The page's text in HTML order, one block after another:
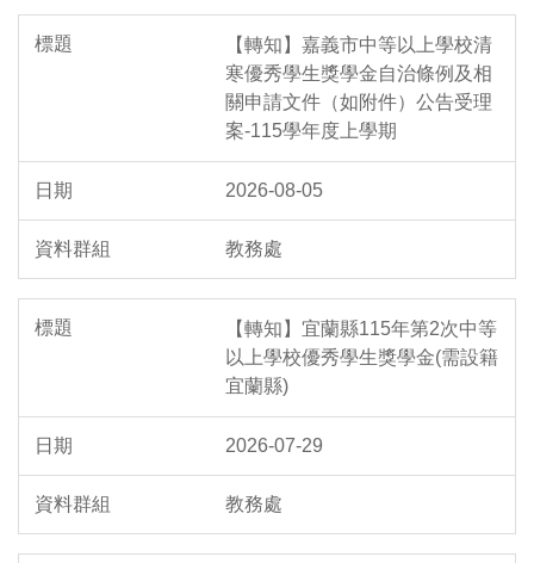
【轉知】嘉義市中等以上學校清
寒優秀學生獎學金自治條例及相
關申請文件（如附件）公告受理
案-115學年度上學期
2026-08-05
教務處
【轉知】宜蘭縣115年第2次中等
以上學校優秀學生獎學金(需設籍
宜蘭縣)
2026-07-29
教務處